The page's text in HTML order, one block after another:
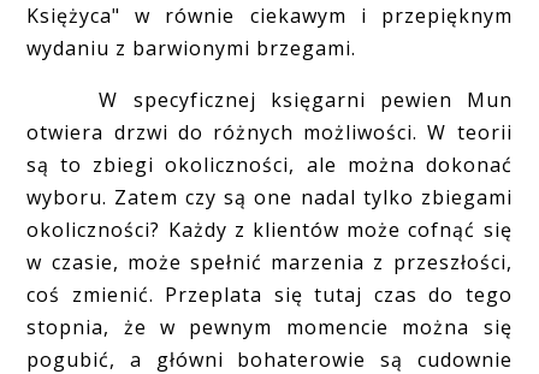
Księżyca" w równie ciekawym i przepięknym
wydaniu z barwionymi brzegami.
W specyficznej księgarni pewien Mun
otwiera drzwi do różnych możliwości. W teorii
są to zbiegi okoliczności, ale można dokonać
wyboru. Zatem czy są one nadal tylko zbiegami
okoliczności? Każdy z klientów może cofnąć się
w czasie, może spełnić marzenia z przeszłości,
coś zmienić. Przeplata się tutaj czas do tego
stopnia, że w pewnym momencie można się
pogubić, a główni bohaterowie są cudownie